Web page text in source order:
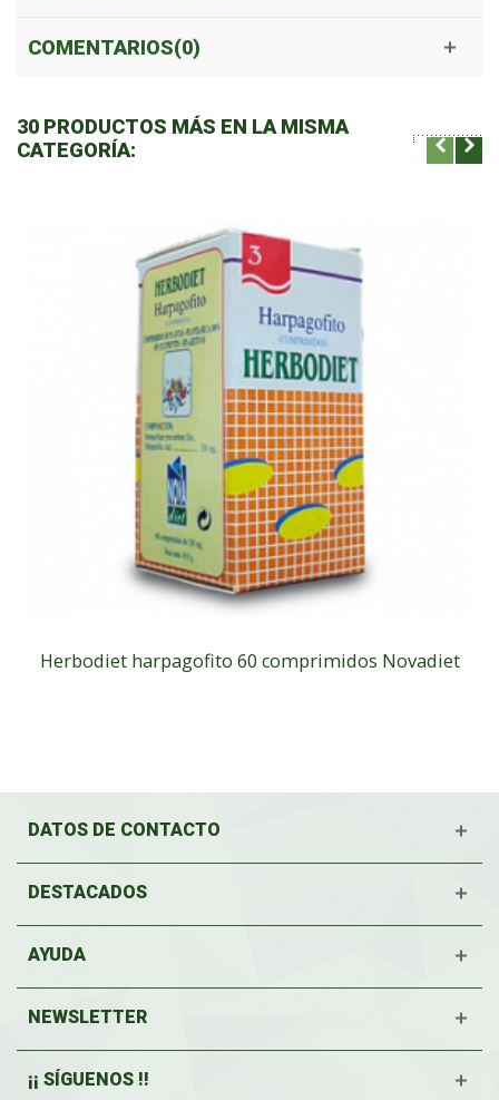
COMENTARIOS(0)
30 PRODUCTOS MÁS EN LA MISMA
CATEGORÍA:
Herbodiet harpagofito 60 comprimidos Novadiet
DATOS DE CONTACTO
DESTACADOS
AYUDA
NEWSLETTER
¡¡ SÍGUENOS !!